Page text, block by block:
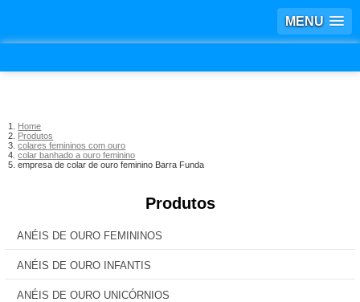
MENU
Home
Produtos
colares femininos com ouro
colar banhado a ouro feminino
empresa de colar de ouro feminino Barra Funda
Produtos
ANÉIS DE OURO FEMININOS
ANÉIS DE OURO INFANTIS
ANÉIS DE OURO UNICÓRNIOS